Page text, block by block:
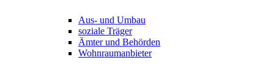
Aus- und Umbau
soziale Träger
Ämter und Behörden
Wohnraumanbieter